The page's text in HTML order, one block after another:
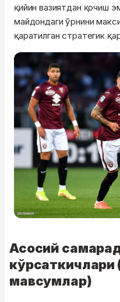
қийин вазиятдан қочиш
майдондаги ўрнини
қаратилган стратегик
Асосий
кўрсаткичлари
мавсумлар)